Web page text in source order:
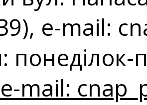
e-mail:
e-mail: